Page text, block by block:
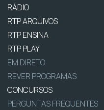
RÁDIO
RTP ARQUIVOS
RTP ENSINA
RTP PLAY
EM DIRETO
REVER PROGRAMAS
CONCURSOS
PERGUNTAS FREQUENTES